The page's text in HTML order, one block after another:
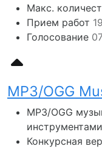
Макс.
Прием работ
Голосование
MP3/OGG
MP3/OGG
Конкурсная